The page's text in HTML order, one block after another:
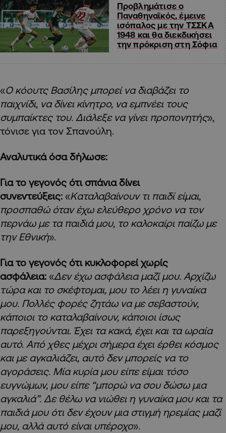
Προβλημάτισε ο
Παναθηναϊκός, έμεινε
ισόπαλος με την ΤΣΣΚΑ
1948 και θα διεκδικήσει
την πρόκριση στη Σόφια
«Ο κόουτς Βασίλης μπορεί να διαβάζει το
παιχνίδι, να δίνει κίνητρο, να εμπνέει τους
συμπαίκτες του. Διάλεξε να γίνει προπονητής»,
τόνισε για τον Σπανούλη.
Αναλυτικά όσα δήλωσε:
Για το γεγονός ότι σπάνια δίνει
συνεντεύξεις: «Καταλαβαίνουν τι παιδί είμαι,
προσπαθώ όταν έχω ελεύθερο χρόνο να τον
περνάω με τα παιδιά μου, το καλοκαίρι παίζω με
την Εθνική».
Για το γεγονός ότι κυκλοφορεί χωρίς
ασφάλεια: «Δεν έχω ασφάλεια μαζί μου. Αρχίζω
τώρα και το σκέφτομαι, μου το λέει η γυναίκα
μου. Πολλές φορές ζητάω να με σεβαστούν,
κάποιοι το καταλαβαίνουν, κάποιοι ίσως
παρεξηγούνται. Έχει τα κακά, έχει και τα ωραία
αυτό. Από χθες μέχρι σήμερα έχει έρθει κόσμος
και με αγκαλιάζει, αυτό δεν μπορείς να το
αγοράσεις. Μία κυρία μου είπε είμαι τόσο
ευγνώμων, μου είπε “μπορώ να σου δώσω μια
αγκαλιά”. Δε θέλω να νιώθει η γυναίκα μου και τα
παιδιά μου ότι δεν έχουν μια στιγμή ηρεμίας μαζί
μου, αλλά αυτό είναι υπέροχο».